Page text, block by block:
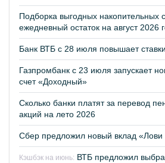
Подборка выгодных накопительных
ежедневный остаток на август 2026
Банк ВТБ с 28 июля повышает
Газпромбанк с 23 июля запускает
счет «Доходный»
Сколько банки платят за перевод
акций на лето 2026
Сбер предложил новый вклад
Кэшбэк на июнь: ВТБ предложил